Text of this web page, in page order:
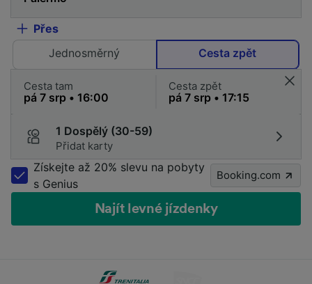
Přes
Jednosměrný
Cesta zpět
Cesta tam Cesta zpět
1 Dospělý (30-59)
Přidat karty
Získejte až 20% slevu na pobyty
s Genius
Booking.com
Najít levné jízdenky